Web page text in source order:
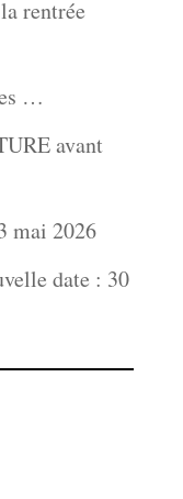
rentrée
…
avant
mai 2026
date : 30